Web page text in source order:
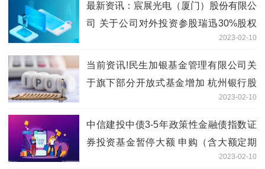
最新资讯：宸展光电（厦门）股份有限公
司 关于公司对外投资参股瑞迅30%股权
2023-02-10
当前资讯!民生加银基金管理有限公司关
于旗下部分开放式基金增加 杭州银行股
份有限公司为销售机构并开通基金定期定
额投资和转换业务、 同时参加费率优惠
活动的公告
2023-02-10
中信建投中债3-5年政策性金融债指数证
券投资基金暂停大额 申购（含大额定期
2023-02-10